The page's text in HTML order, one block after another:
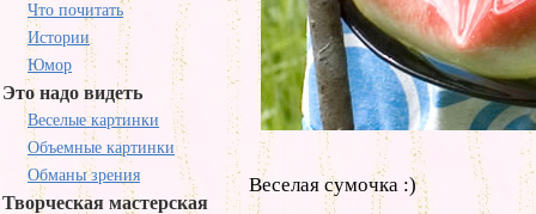
Что почитать
Истории
Юмор
Это надо видеть
Веселые картинки
Объемные картинки
Обманы зрения
Творческая мастерская
Веселая сумочка :)